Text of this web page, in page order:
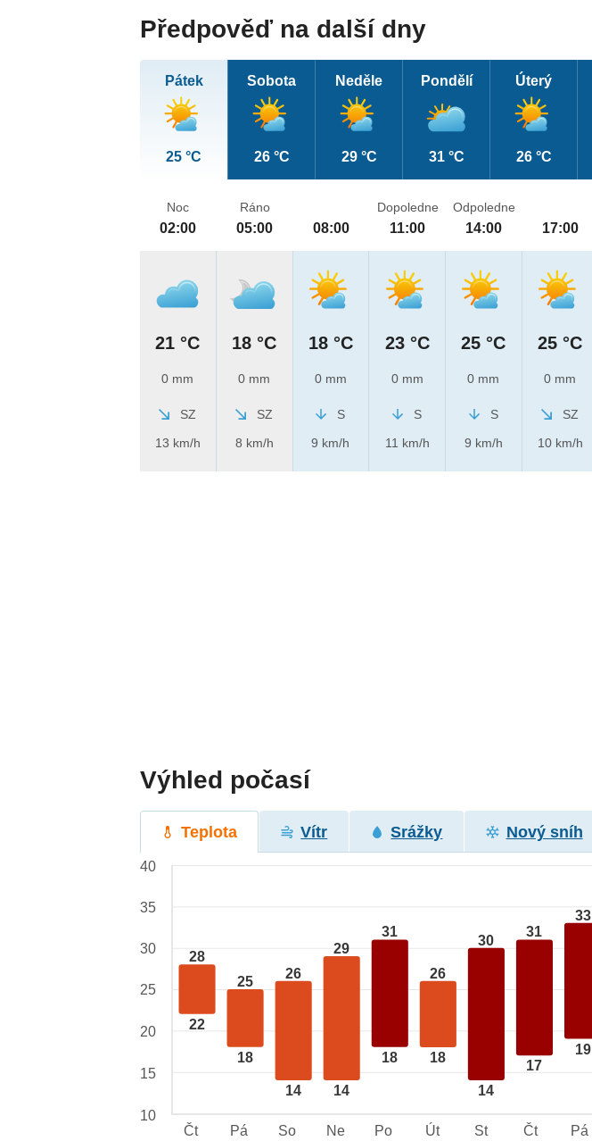
Předpověď na další dny
Pátek
25 °C
Sobota
26 °C
Neděle
29 °C
Pondělí
31 °C
Úterý
26 °C
Noc
02:00
21 °C
0 mm
SZ
13 km/h
Ráno
05:00
18 °C
0 mm
SZ
8 km/h
08:00
18 °C
0 mm
S
9 km/h
Dopoledne
11:00
23 °C
0 mm
S
11 km/h
Odpoledne
14:00
25 °C
0 mm
S
9 km/h
17:00
25 °C
0 mm
SZ
10 km/h
Výhled počasí
Teplota Vítr Srážky Nový sníh
28
22
25
18
26
14
29
14
31
18
26
18
30
14
31
17
33
19
40
35
30
25
20
15
10
Čt
Pá So Ne Po Út St Čt Pá